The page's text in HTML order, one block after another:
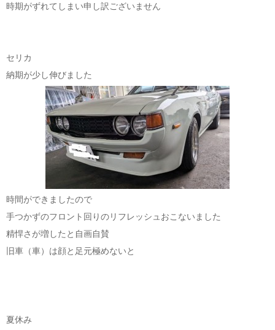
時期がずれてしまい申し訳ございません
セリカ
納期が少し伸びました
時間ができましたので
手つかずのフロント回りのリフレッシュおこないました
精悍さが増したと自画自賛
旧車（車）は顔と足元極めないと
夏休み